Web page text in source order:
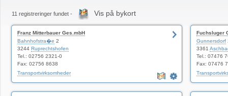
11 registreringer fundet - Vis på bykort
Franz Mitterbauer Ges.mbH
Bahnhofstra�e 2
3244 Ruprechtshofen
Tel.: 02756 2321-0
Fax: 02756 8638
Transportvirksomheder
Fuchsluger
Gunnersdorf
3361
Tel.: 07476
Fax: 07476